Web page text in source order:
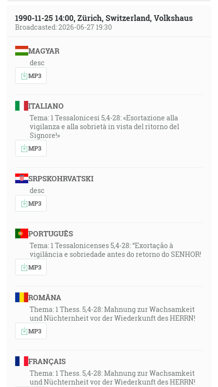
1990-11-25 14:00, Zürich, Switzerland, Volkshaus
Broadcasted: 2026-06-27 19:30
MAGYAR
desc
MP3
ITALIANO
Tema: 1 Tessalonicesi 5,4-28: «Esortazione alla
vigilanza e alla sobrietà in vista del ritorno del
Signore!»
MP3
SRPSKOHRVATSKI
desc
MP3
PORTUGUÊS
Tema: 1 Tessalonicenses 5,4-28: “Exortação à
vigilância e sobriedade antes do retorno do SENHOR!
MP3
ROMÂNA
Thema: 1 Thess. 5,4-28: Mahnung zur Wachsamkeit
und Nüchternheit vor der Wiederkunft des HERRN!
MP3
FRANÇAIS
Thema: 1 Thess. 5,4-28: Mahnung zur Wachsamkeit
und Nüchternheit vor der Wiederkunft des HERRN!